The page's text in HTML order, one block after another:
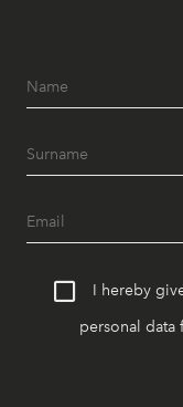
I hereby
personal data